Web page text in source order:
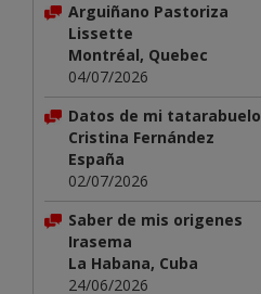
Arguiñano Pastoriza
Lissette
Montréal, Quebec
04/07/2026
Datos de mi tatarabuelo
Cristina Fernández
España
02/07/2026
Saber de mis origenes
Irasema
La Habana, Cuba
24/06/2026